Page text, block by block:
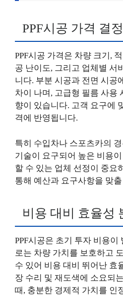
PPF시공 가격 결
PPF시공 가격은 차량 크기,
공 난이도, 그리고 업체별 서
니다. 부분 시공과 전면 시공
차이 나며, 고급형 필름 사용
향이 있습니다. 고객 요구에
격에 반영됩니다.
특히 수입차나 스포츠카의
기술이 요구되어 높은 비용
할 수 있는 업체 선정이 중요
통해 예산과 요구사항을 맞
비용 대비 효율성
PPF시공은 초기 투자 비용이
로는 차량 가치를 보호하고
수 있어 비용 대비 뛰어난 효
장 수리 및 재도색에 소요되
때, 충분한 경제적 가치를 인